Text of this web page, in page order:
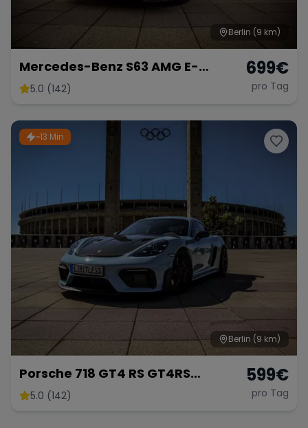
Berlin (9 km)
Mercedes-Benz S63 AMG E-
Performance 2025 lang 802 PS
Hochzeitsauto Limousine mieten
5.0 (142)
699€
pro Tag
~13 Min
Berlin (9 km)
Porsche 718 GT4 RS GT4RS
Weissach PDK 2025 Mieten
5.0 (142)
599€
pro Tag